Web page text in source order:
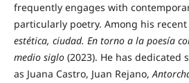
frequently engages with
particularly poetry. Among his recent
estética, ciudad. En torno a la poesía
medio siglo(2023). He has dedicated
as Juana Castro, Juan Rejano,